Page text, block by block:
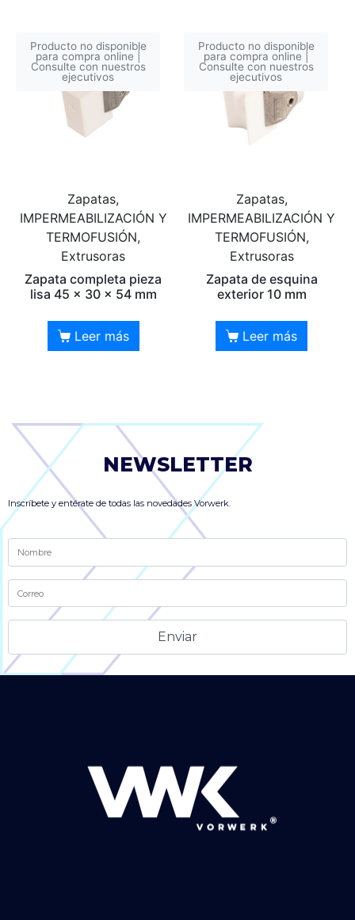
Producto no disponible
para compra online |
Consulte con nuestros
ejecutivos
Zapatas,
IMPERMEABILIZACIÓN Y
TERMOFUSIÓN,
Extrusoras
Zapata completa pieza
lisa 45 x 30 x 54 mm
Leer más
Producto no disponible
para compra online |
Consulte con nuestros
ejecutivos
Zapatas,
IMPERMEABILIZACIÓN Y
TERMOFUSIÓN,
Extrusoras
Zapata de esquina
exterior 10 mm
Leer más
NEWSLETTER
Inscríbete y entérate de todas las novedades Vorwerk.
Alternative: